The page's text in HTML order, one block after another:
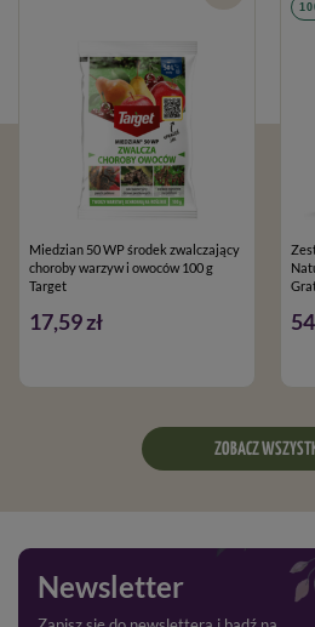
Miedzian 50 WP środek zwalczający
choroby warzyw i owoców 100 g
Target
17,59 zł
ZOBACZ
Newsletter